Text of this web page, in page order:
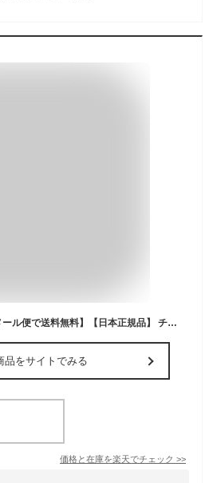
【最大48倍 3連休限定】【メール便で送料無料】【日本正規品】 チャムス コインケース メンズ レディース ブランド CHUMS 財布 小さい コンパクト ミニ財布 薄型 小銭入れ カードケース 撥水 SWEAT NYLON カードコインケーススウェットナイロン CH60-3456
品をサイトでみる
価格と在庫を楽天でチェック >>